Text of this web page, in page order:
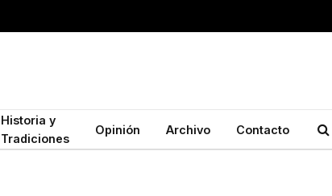
Historia y
Tradiciones
Opinión Archivo Contacto